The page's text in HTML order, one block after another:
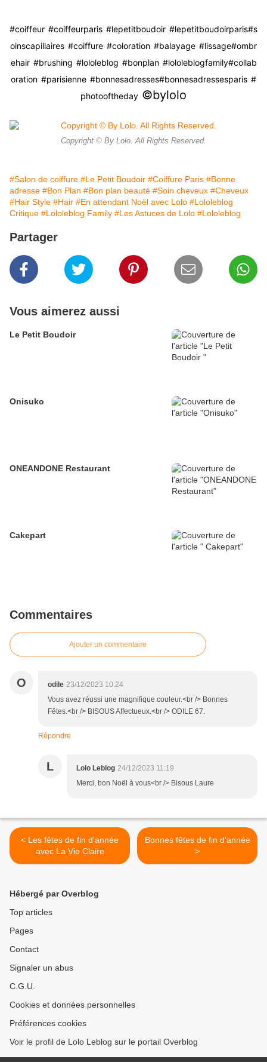
#coiffeur #coiffeurparis #lepetitboudoir #lepetitboudoirparis#s
oinscapillaires #coiffure #coloration #balayage #lissage#ombr
ehair #brushing #lololeblog #bonplan #lololeblogfamily#collab
oration #parisienne #bonnesadresses#bonnesadressesparis #
photooftheday ©️bylolo
Copyright © By Lolo. All Rights Reserved.
#Salon de coiffure #Le Petit Boudoir #Coiffure Paris #Bonne
adresse #Bon Plan #Bon plan beauté #Soin cheveux #Cheveux
#Hair Style #Hair #En attendant Noël avec Lolo #Lololeblog
Critique #Lololeblog Family #Les Astuces de Lolo #Lololeblog
Partager
Vous aimerez aussi
Le Petit Boudoir
Onisuko
ONEANDONE Restaurant
Cakepart
Commentaires
Ajouter un commentaire
O odile 23/12/2023 10:24
Vous avez réussi une magnifique couleur.<br /> Bonnes
Fêtes.<br /> BISOUS Affectueux.<br /> ODILE 67.
Répondre
L Lolo Leblog 24/12/2023 11:19
Merci, bon Noël à vous<br /> Bisous Laure
< Les fêtes de fin d'année
avec La Vie Claire
Bonnes fêtes de fin d'année
>
Hébergé par Overblog
Top articles
Pages
Contact
Signaler un abus
C.G.U.
Cookies et données personnelles
Préférences cookies
Voir le profil de Lolo Leblog sur le portail Overblog